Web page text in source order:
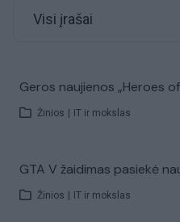
Visi įrašai
Geros naujienos „Heroes
Žinios IT ir mokslas
GTA V žaidimas pasiekė
Žinios IT ir mokslas